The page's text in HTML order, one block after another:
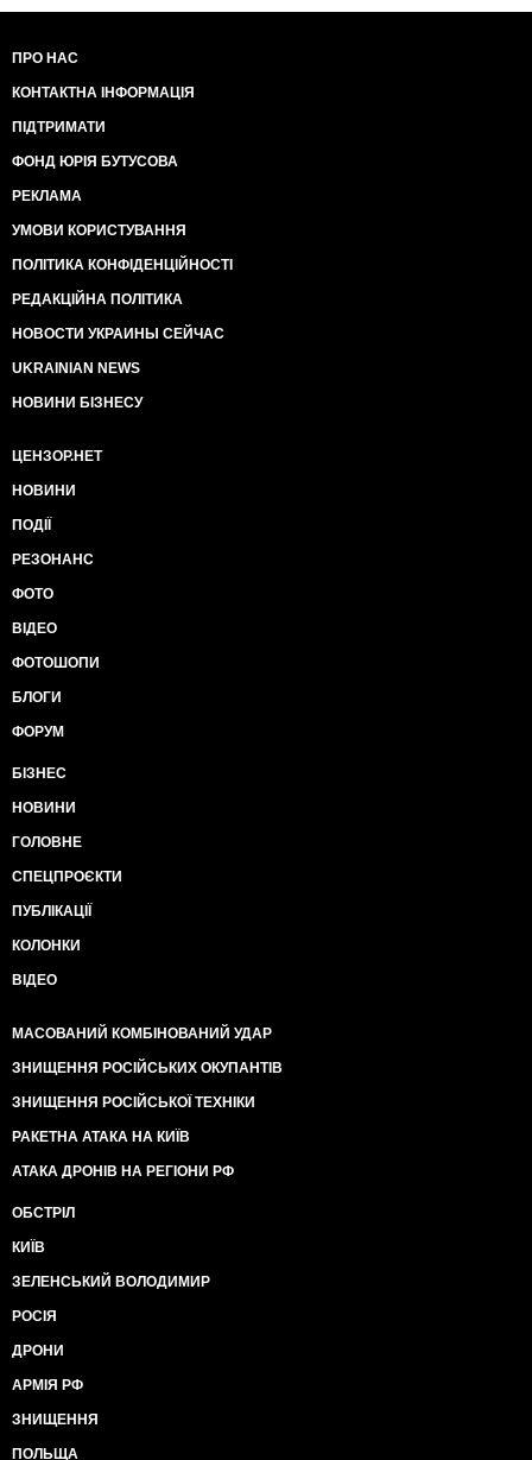
ПРО НАС
КОНТАКТНА ІНФОРМАЦІЯ
ПІДТРИМАТИ
ФОНД ЮРІЯ БУТУСОВА
РЕКЛАМА
УМОВИ КОРИСТУВАННЯ
ПОЛІТИКА КОНФІДЕНЦІЙНОСТІ
РЕДАКЦІЙНА ПОЛІТИКА
НОВОСТИ УКРАИНЫ СЕЙЧАС
UKRAINIAN NEWS
НОВИНИ БІЗНЕСУ
ЦЕНЗОР.НЕТ
НОВИНИ
ПОДІЇ
РЕЗОНАНС
ФОТО
ВІДЕО
ФОТОШОПИ
БЛОГИ
ФОРУМ
БІЗНЕС
НОВИНИ
ГОЛОВНЕ
СПЕЦПРОЄКТИ
ПУБЛІКАЦІЇ
КОЛОНКИ
ВІДЕО
МАСОВАНИЙ КОМБІНОВАНИЙ УДАР
ЗНИЩЕННЯ РОСІЙСЬКИХ ОКУПАНТІВ
ЗНИЩЕННЯ РОСІЙСЬКОЇ ТЕХНІКИ
РАКЕТНА АТАКА НА КИЇВ
АТАКА ДРОНІВ НА РЕГІОНИ РФ
ОБСТРІЛ
КИЇВ
ЗЕЛЕНСЬКИЙ ВОЛОДИМИР
РОСІЯ
ДРОНИ
АРМІЯ РФ
ЗНИЩЕННЯ
ПОЛЬЩА